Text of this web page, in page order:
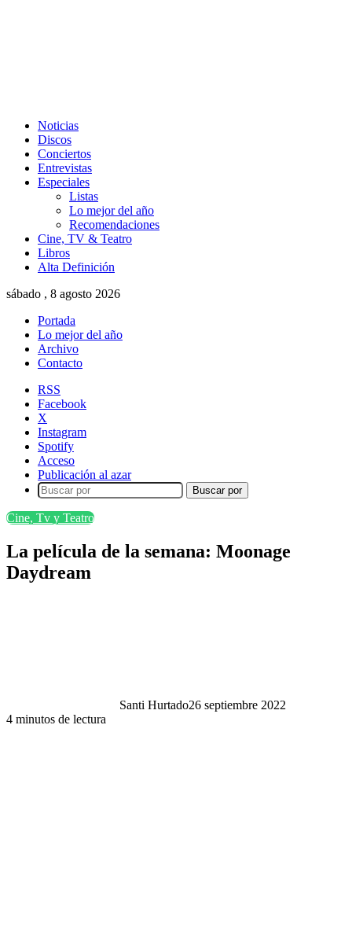
Noticias
Discos
Conciertos
Entrevistas
Especiales
Listas
Lo mejor del año
Recomendaciones
Cine, TV & Teatro
Libros
Alta Definición
sábado , 8 agosto 2026
Portada
Lo mejor del año
Archivo
Contacto
RSS
Facebook
X
Instagram
Spotify
Acceso
Publicación al azar
Buscar por
Cine, Tv y Teatro
La película de la semana: Moonage
Daydream
Santi Hurtado26 septiembre 2022
4 minutos de lectura